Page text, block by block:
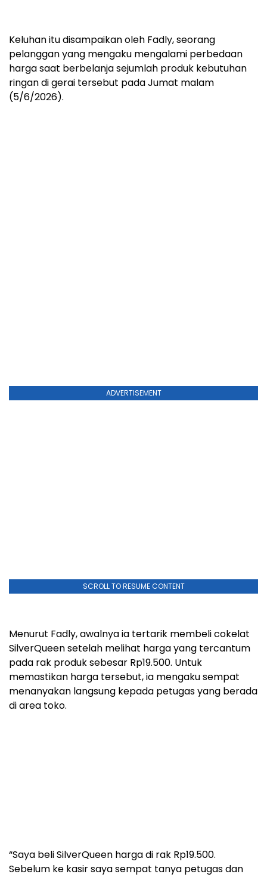
Keluhan itu disampaikan oleh Fadly, seorang
pelanggan yang mengaku mengalami perbedaan
harga saat berbelanja sejumlah produk kebutuhan
ringan di gerai tersebut pada Jumat malam
(5/6/2026).
ADVERTISEMENT
SCROLL TO RESUME CONTENT
Menurut Fadly, awalnya ia tertarik membeli cokelat
SilverQueen setelah melihat harga yang tercantum
pada rak produk sebesar Rp19.500. Untuk
memastikan harga tersebut, ia mengaku sempat
menanyakan langsung kepada petugas yang berada
di area toko.
“Saya beli SilverQueen harga di rak Rp19.500.
Sebelum ke kasir saya sempat tanya petugas dan